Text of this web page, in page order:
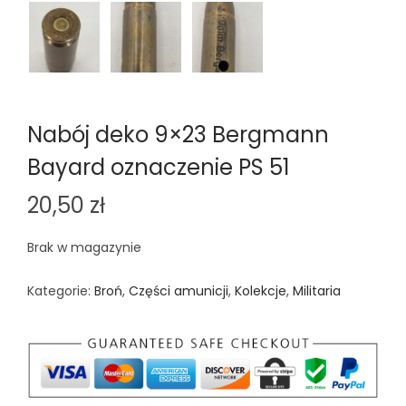
Nabój deko 9×23 Bergmann
Bayard oznaczenie PS 51
20,50 zł
Brak w magazynie
Kategorie: Broń, Części amunicji, Kolekcje, Militaria